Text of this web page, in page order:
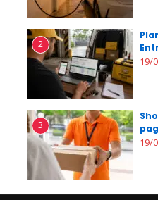
2
19/
3
19/